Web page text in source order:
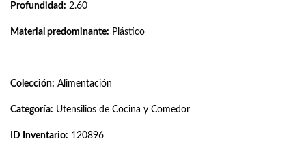
Profundidad: 2.60
Material predominante: Plástico
Colección: Alimentación
Categoría: Utensilios de Cocina y Comedor
ID Inventario: 120896